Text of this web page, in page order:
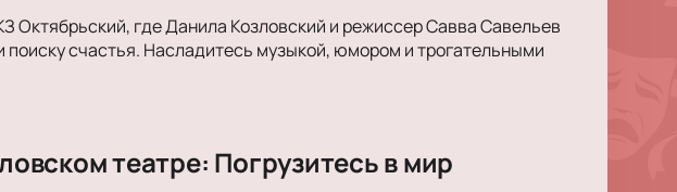
Октябрьский, где Данила Козловский и режиссер Савва Савельев
счастья. Насладитесь музыкой, юмором и трогательными
театре: Погрузитесь в мир